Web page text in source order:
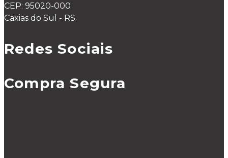
CEP: 95020-000
Caxias do Sul - RS
Redes Sociais
Compra Segura